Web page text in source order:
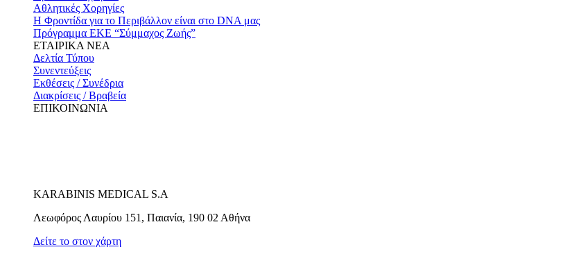
Αθλητικές Χορηγίες
Η Φροντίδα για το Περιβάλλον είναι στο DNA μας
Πρόγραμμα ΕΚΕ “Σύμμαχος Ζωής”
ΕΤΑΙΡΙΚΑ ΝΕΑ
Δελτία Τύπου
Συνεντεύξεις
Εκθέσεις / Συνέδρια
Διακρίσεις / Βραβεία
ΕΠΙΚΟΙΝΩΝΙΑ
KARABINIS MEDICAL S.A
Λεωφόρος Λαυρίου 151, Παιανία, 190 02 Αθήνα
Δείτε το στον χάρτη